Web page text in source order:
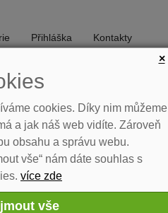
Přihláška Kontakty
TANEC
×
cookies. Díky nim můžeme
a jak náš web vidíte. Zároveň
obsahu a správu webu.
vše“ nám dáte souhlas s
více zde